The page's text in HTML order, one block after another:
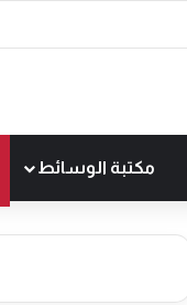
مكتبة الوسائط